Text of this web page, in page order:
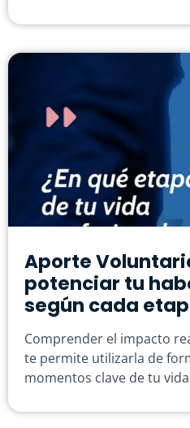
Aporte
potenciar tu
según cada
Comprender el impacto
te permite utilizarla de
momentos clave de tu